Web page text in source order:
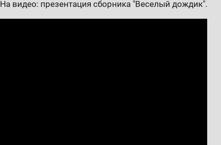
На видео: презентация сборника "Веселый дождик".